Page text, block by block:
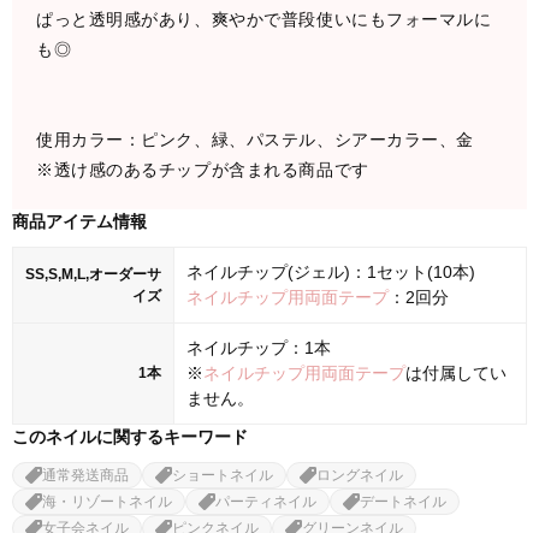
ぱっと透明感があり、爽やかで普段使いにもフォーマルに
も◎
使用カラー：ピンク、緑、パステル、シアーカラー、金
※透け感のあるチップが含まれる商品です
商品アイテム情報
SS,S,M,L,オーダーサ
イズ
ネイルチップ(ジェル)：1セット(10本)
ネイルチップ用両面テープ：2回分
1本
ネイルチップ：1本
※ネイルチップ用両面テープは付属してい
ません。
このネイルに関するキーワード
通常発送商品 ショートネイル
ロングネイル
海・リゾートネイル
パーティネイル
デートネイル
女子会ネイル
ピンクネイル グリーンネイル